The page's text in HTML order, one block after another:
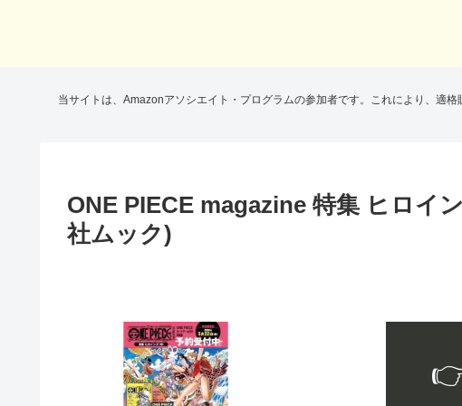
当サイトは、Amazonアソシエイト・プログラムの参加者です。これにより、適格
ONE PIECE magazine 特集 ヒロイ
社ムック)